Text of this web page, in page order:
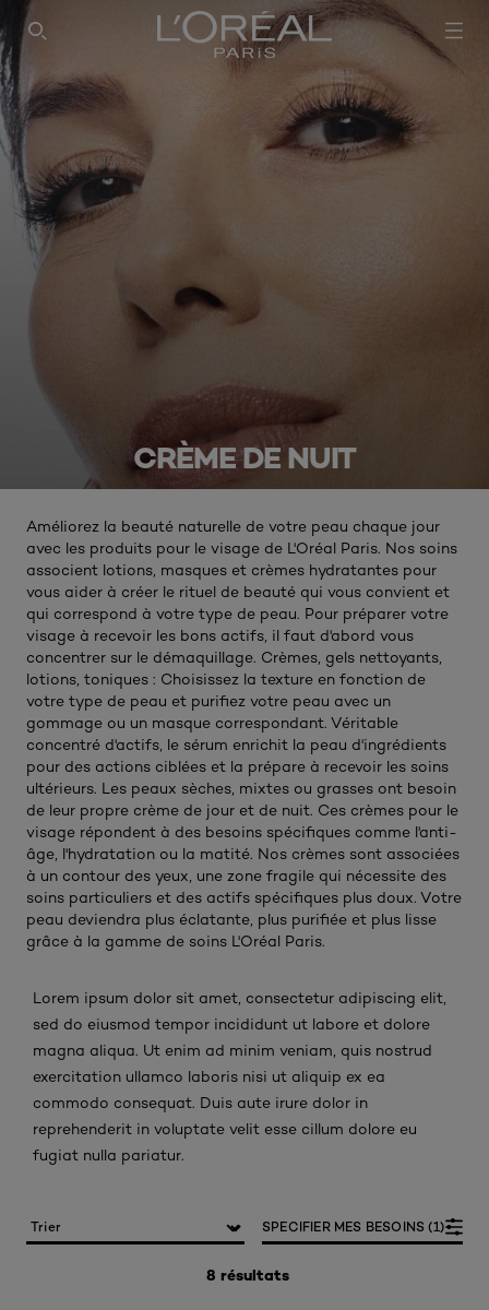
CRÈME DE NUIT
Améliorez la beauté naturelle de votre peau chaque jour
avec les produits pour le visage de L'Oréal Paris. Nos soins
associent lotions, masques et crèmes hydratantes pour
vous aider à créer le rituel de beauté qui vous convient et
qui correspond à votre type de peau. Pour préparer votre
visage à recevoir les bons actifs, il faut d'abord vous
concentrer sur le démaquillage. Crèmes, gels nettoyants,
lotions, toniques : Choisissez la texture en fonction de
votre type de peau et purifiez votre peau avec un
gommage ou un masque correspondant. Véritable
concentré d'actifs, le sérum enrichit la peau d'ingrédients
pour des actions ciblées et la prépare à recevoir les soins
ultérieurs. Les peaux sèches, mixtes ou grasses ont besoin
de leur propre crème de jour et de nuit. Ces crèmes pour le
visage répondent à des besoins spécifiques comme l'anti-
âge, l'hydratation ou la matité. Nos crèmes sont associées
à un contour des yeux, une zone fragile qui nécessite des
soins particuliers et des actifs spécifiques plus doux. Votre
peau deviendra plus éclatante, plus purifiée et plus lisse
grâce à la gamme de soins L'Oréal Paris.
Lorem ipsum dolor sit amet, consectetur adipiscing elit,
sed do eiusmod tempor incididunt ut labore et dolore
magna aliqua. Ut enim ad minim veniam, quis nostrud
exercitation ullamco laboris nisi ut aliquip ex ea
commodo consequat. Duis aute irure dolor in
reprehenderit in voluptate velit esse cillum dolore eu
fugiat nulla pariatur.
8 résultats
SPECIFIER MES BESOINS (1)